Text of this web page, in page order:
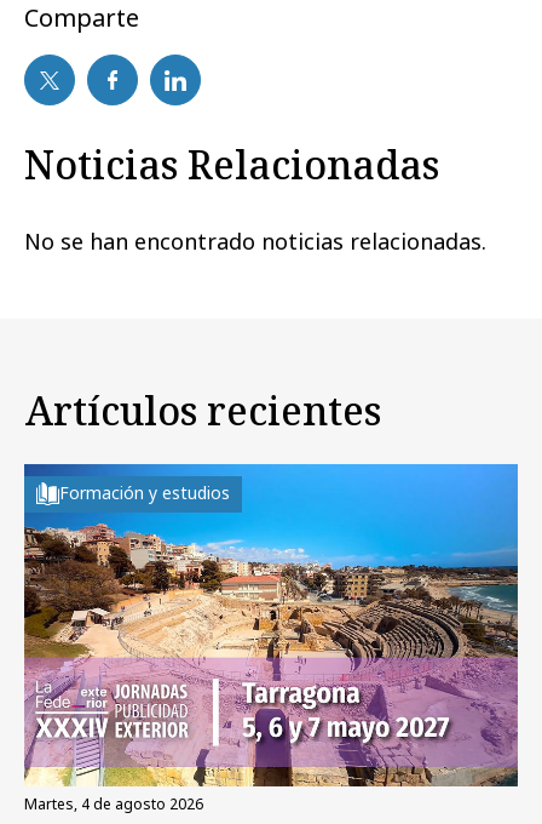
Comparte
Noticias Relacionadas
No se han encontrado noticias relacionadas.
Artículos recientes
Formación y estudios
martes, 4 de agosto 2026